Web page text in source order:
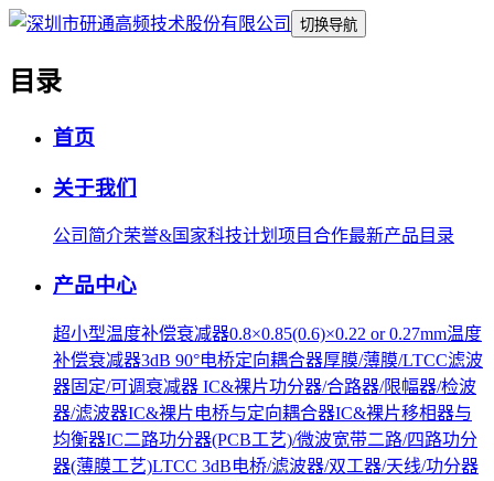
切换导航
目录
首页
关于我们
公司简介荣誉&国家科技计划项目合作最新产品目录
产品中心
超小型温度补偿衰减器0.8×0.85(0.6)×0.22 or 0.27mm温度
补偿衰减器3dB 90°电桥定向耦合器厚膜/薄膜/LTCC滤波
器固定/可调衰减器 IC&裸片功分器/合路器/限幅器/检波
器/滤波器IC&裸片电桥与定向耦合器IC&裸片移相器与
均衡器IC二路功分器(PCB工艺)/微波宽带二路/四路功分
器(薄膜工艺)LTCC 3dB电桥/滤波器/双工器/天线/功分器